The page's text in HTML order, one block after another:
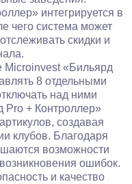
интегрируется в
чего система может
скидки и
Microinvest «Бильярд
8 отдельными
над ними
Pro + Контроллер»
создавая
клубов. Благодаря
возможности
ошибок.
и качество